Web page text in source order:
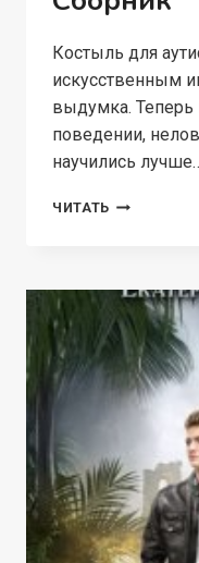
Костыль для
искусственным
выдумка. Теперь
поведении,
научились
ЧИТАТЬ